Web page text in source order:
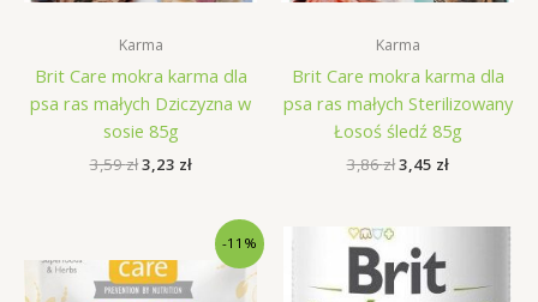
Karma
Brit Care mokra karma dla
psa ras małych Dziczyzna w
sosie 85g
3,59złPierwotna
3,23 złAktualna
3,23 zł.
Karma
Brit Care mokra karma dla
psa ras małych Sterilizowany
Łosoś śledź 85g
3,86złPierwotna
3,86 zł.
3,45 złAktualna
3,45 zł.
-11%